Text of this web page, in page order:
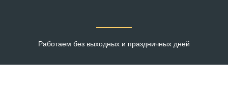
Работаем без выходных и праздничных дней